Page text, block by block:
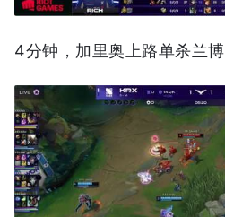
4分钟，加里奥上路单杀兰博